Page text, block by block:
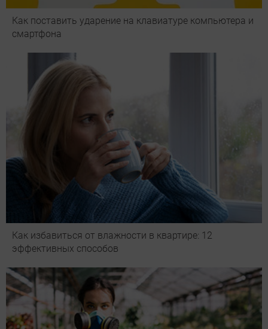
Как поставить ударение на клавиатуре компьютера и
смартфона
Как избавиться от влажности в квартире: 12
эффективных способов